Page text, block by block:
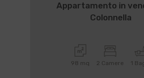
Appartamento in
Colonnella
98 mq 2 Camere 1